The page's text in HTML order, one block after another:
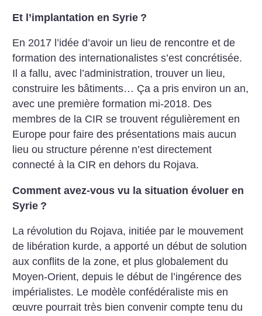
Et l’implantation en Syrie ?
En 2017 l’idée d’avoir un lieu de rencontre et de
formation des internationalistes s’est concrétisée.
Il a fallu, avec l’administration, trouver un lieu,
construire les bâtiments… Ça a pris environ un an,
avec une première formation mi-2018. Des
membres de la CIR se trouvent régulièrement en
Europe pour faire des présentations mais aucun
lieu ou structure pérenne n’est directement
connecté à la CIR en dehors du Rojava.
Comment avez-vous vu la situation évoluer en
Syrie ?
La révolution du Rojava, initiée par le mouvement
de libération kurde, a apporté un début de solution
aux conflits de la zone, et plus globalement du
Moyen-Orient, depuis le début de l’ingérence des
impérialistes. Le modèle confédéraliste mis en
œuvre pourrait très bien convenir compte tenu du